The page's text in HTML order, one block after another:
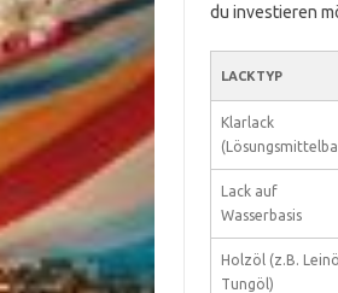
du investieren
LACKTYP
Klarlack
Lack auf
Wasserbasis
Holzöl (z.B.
Tungöl)